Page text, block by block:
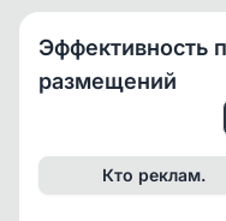
Эффективность
размещений
Кто реклам.